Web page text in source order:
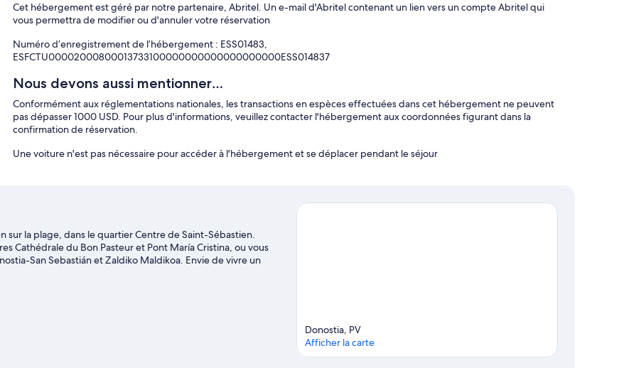
Cet hébergement est géré par notre partenaire, Abritel. Un e-mail d'Abritel contenant un lien vers un compte Abritel qui
vous permettra de modifier ou d'annuler votre réservation
Numéro d’enregistrement de l’hébergement : ESS01483,
ESFCTU00002000800013733100000000000000000000ESS014837
Nous devons aussi mentionner…
Conformément aux réglementations nationales, les transactions en espèces effectuées dans cet hébergement ne peuvent
pas dépasser 1000 USD. Pour plus d'informations, veuillez contacter l'hébergement aux coordonnées figurant dans la
confirmation de réservation.
Une voiture n'est pas nécessaire pour accéder à l'hébergement et se déplacer pendant le séjour
la plage, dans le quartier Centre de Saint-Sébastien.
Cathédrale du Bon Pasteur et Pont María Cristina, ou vous
San Sebastián et Zaldiko Maldikoa. Envie de vivre un
Stade d'Anoeta et Vélodrome d'Anoeta, et
Donostia, PV
Afficher la carte